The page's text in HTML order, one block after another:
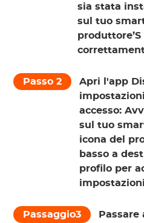
sia stata
sul tuo
Passo 2
Apri l'app
accesso:
sul tuo
icona del
basso a
profilo per
Passaggio3